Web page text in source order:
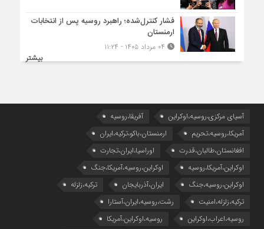
فشار کنترل‌شده؛ راهبرد روسیه پس از انتخابات
ارمنستان
بیشتر
آسیای مرکزی،روسیه،اوکراین
آفریقا،روسیه
آمریکا،روسیه،تحریم
ارمنستان،باکو،ترکیه،ایران
افغانستان،طالبان،قدرت
اوراسیا،ایران،تجارت
اوکراین،آمریکا،روسیه
اوکراین،روسیه،آمریکا،جنگ
اوکراین،روسیه،جنگ
ایران،آذربایجان
ترکیه،زلزله
ترکیه،زلزله،امنیت
رشت،روسیه،ایران،آستارا
روسیه،اعراب،اوکراین
روسیه،اوکراین،آمریکا